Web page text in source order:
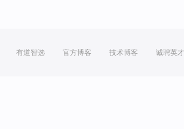
有道智选 官方博客 技术博客 诚聘英才